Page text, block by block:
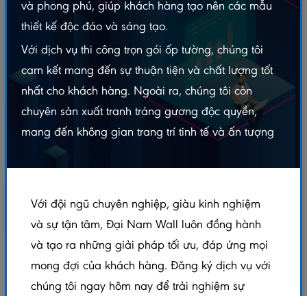
TẤM ỐP THAN TRE VÂN ĐÁ – P75
5.0/5 (1 đánh giá) | 0 đã bán
và phong phú, giúp khách hàng tạo nên các mẫu
thiết kế độc đáo và sáng tạo.
Với dịch vụ thi công trọn gói ốp tường, chúng tôi
cam kết mang đến sự thuận tiện và chất lượng tốt
nhất cho khách hàng. Ngoài ra, chúng tôi còn
chuyên sản xuất tranh tráng gương độc quyền,
mang đến không gian trang trí tinh tế và ấn tượng
Với đội ngũ chuyên nghiệp, giàu kinh nghiệm
và sự tận tâm, Đại Nam Wall luôn đồng hành
và tạo ra những giải pháp tối ưu, đáp ứng mọi
mong đợi của khách hàng. Đăng ký dịch vụ với
chúng tôi ngay hôm nay để trải nghiệm sự